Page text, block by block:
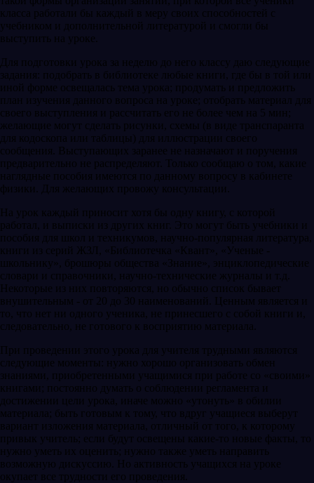
класса работали бы каждый в меру своих способностей с
учебником и дополнительной литературой и смогли бы
выступить на уроке.
Для подготовки урока за неделю до него классу даю следующие
задания: подобрать в библиотеке любые книги, где бы в той или
иной форме освещалась тема урока; продумать и предложить
план изучения данного вопроса на уроке; отобрать материал для
своего выступления и рассчитать его не более чем на 5 мин;
желающие могут сделать рисунки, схемы (в виде транспаранта
для кодоскопа или таблицы) для иллюстрации своего
сообщения. Выступающих заранее не назначают и поручения
предварительно не распределяют. Только сообщаю о том, какие
наглядные пособия имеются по данному вопросу в кабинете
физики. Для желающих провожу консультации.
На урок каждый приносит хотя бы одну книгу, с которой
работал, и выписки из других книг. Это могут быть учебники и
пособия для школ и техникумов, научно-популярная литература,
книги из серий ЖЗЛ, «Библиотечка «Квант», «Ученые -
школьнику», брошюры общества «Знание», энциклопедические
словари и справочники, научно-технические журналы и т.д.
Некоторые из них повторяются, но обычно список бывает
внушительным - от 20 до 30 наименований. Ценным является и
то, что нет ни одного ученика, не принесшего с собой книги и,
следовательно, не готового к восприятию материала.
При проведении этого урока для учителя трудными являются
следующие моменты: нужно хорошо организовать обмен
знаниями, приобретенными учащимися при работе со «своими»
книгами; постоянно думать о соблюдении регламента и
достижении цели урока, иначе можно «утонуть» в обилии
материала; быть готовым к тому, что вдруг учащиеся выберут
вариант изложения материала, отличный от того, к которому
привык учитель; если будут освещены какие-то новые факты, то
нужно уметь их оценить; нужно также уметь направить
возможную дискуссию. Но активность учащихся на уроке
окупает все трудности его проведения.